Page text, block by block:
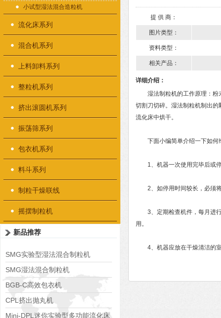
小试型湿法混合造粒机
流化床系列
混合机系列
上料卸料系列
整粒机系列
挤出滚圆机系列
振荡筛系列
包衣机系列
料斗系列
制粒干燥联线
摇摆制粒机
新品推荐
SMG实验型湿法混合制粒机
SMG湿法混合制粒机
BGB-C高效包衣机
CPL挤出抛丸机
Mini-DPL迷你实验型多功能流化床
提 供 商：
图片类型：
资料类型：
相关产品：
详细介绍：
湿法制粒机的工作原理：粉末
切割刀切碎。湿法制粒机制出
流化床中烘干。
下面小编简单介绍一下如何
1、机器一次使用完毕后或停
2、如停用时间较长，必须将
3、定期检查机件，每月进行
用。
4、机器应放在干燥清洁的室